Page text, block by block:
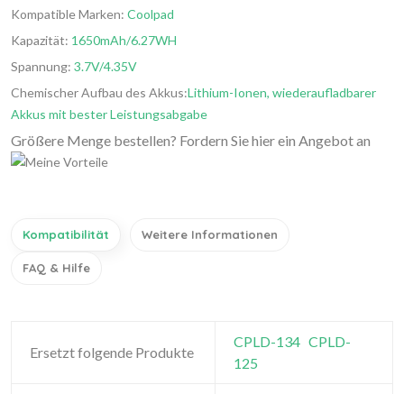
Kompatible Marken: Coolpad
Kapazität: 1650mAh/6.27WH
Spannung: 3.7V/4.35V
Chemischer Aufbau des Akkus:Lithium-Ionen, wiederaufladbarer
Akkus mit bester Leistungsabgabe
Größere Menge bestellen? Fordern Sie hier ein Angebot an
Kompatibilität Weitere Informationen
FAQ & Hilfe
Ersetzt folgende Produkte
CPLD-134 CPLD-
125